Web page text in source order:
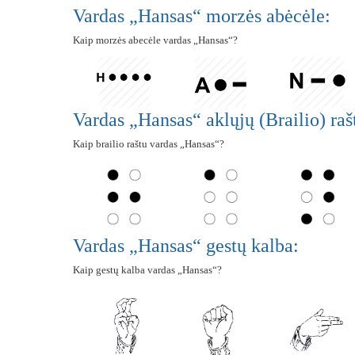
Vardas „Hansas“ morzės abėcėle:
Kaip morzės abecėle vardas „Hansas“?
Vardas „Hansas“ aklųjų (Brailio)
Kaip brailio raštu vardas „Hansas“?
Vardas „Hansas“ gestų kalba:
Kaip gestų kalba vardas „Hansas“?